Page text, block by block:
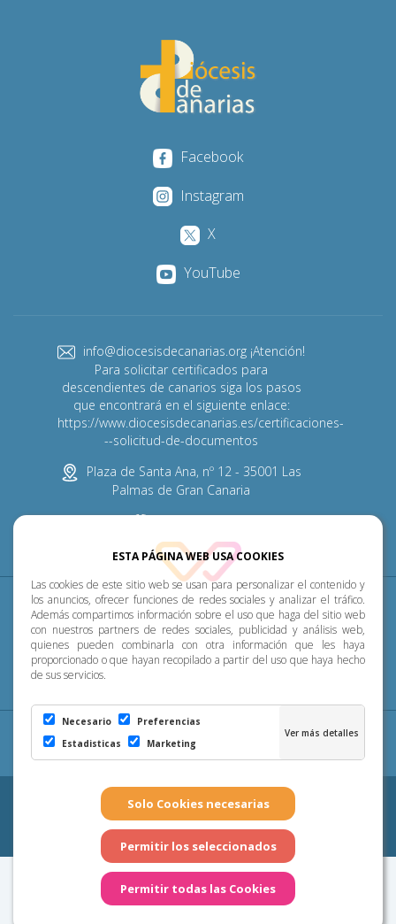
ESTA PÁGINA WEB USA COOKIES
Las cookies de este sitio web se usan para personalizar el contenido y
los anuncios, ofrecer funciones de redes sociales y analizar el tráfico.
Además compartimos información sobre el uso que haga del sitio web
con nuestros partners de redes sociales, publicidad y análisis web,
quienes pueden combinarla con otra información que les haya
proporcionado o que hayan recopilado a partir del uso que haya hecho
de sus servicios.
Necesario
Preferencias
Estadisticas
Marketing
Facebook
Instagram
X
YouTube
info@diocesisdecanarias.org ¡Atención!
Para solicitar certificados para
descendientes de canarios siga los pasos
que encontrará en el siguiente enlace:
https://www.diocesisdecanarias.es/certificaciones-
--solicitud-de-documentos
Plaza de Santa Ana, nº 12 - 35001 Las
Palmas de Gran Canaria
Diócesis Pastoral P. Menor Cumplimiento
Transparencia Horarios de misa Noticias
Aviso Legal Política de Privacidad
Configuración
de Cookies
Copyright 2026 - Diócesis de Canarias. Todos los derechos